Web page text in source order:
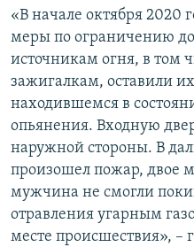
«В начале октября 2020
меры по ограничению
источникам огня, в том
зажигалкам, оставили
находившемся в
опьянения. Входную
наружной стороны. В
произошел пожар, двое
мужчина не смогли
отравления угарным
месте происшествия», –